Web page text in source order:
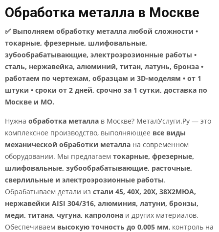
Обработка металла в Москве
✅ Выполняем обработку металла любой сложности •
токарные, фрезерные, шлифовальные,
зубообрабатывающие, электроэрозионные работы •
сталь, нержавейка, алюминий, титан, латунь, бронза •
работаем по чертежам, образцам и 3D-моделям • от 1
штуки • сроки от 2 дней, срочно за 1 сутки, доставка по
Москве и МО.
Нужна обработка металла в Москве? МеталУслуги.Ру — это
комплексное производство, выполняющее все виды
механической обработки металла на современном
оборудовании. Мы предлагаем токарные, фрезерные,
шлифовальные, зубообрабатывающие, расточные,
сверлильные и электроэрозионные работы.
Обрабатываем детали из стали 45, 40Х, 20Х, 38Х2МЮА,
нержавейки AISI 304/316, алюминия, латуни, бронзы,
меди, титана, чугуна, капролона и других материалов.
Обеспечиваем высокую точность до 0,005 мм, контроль на